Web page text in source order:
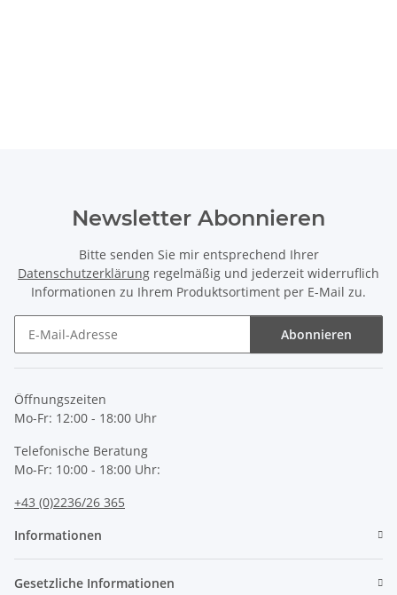
Newsletter Abonnieren
Bitte senden Sie mir entsprechend Ihrer
Datenschutzerklärung regelmäßig und jederzeit widerruflich
Informationen zu Ihrem Produktsortiment per E-Mail zu.
Abonnieren
Öffnungszeiten
Mo-Fr: 12:00 - 18:00 Uhr
Telefonische Beratung
Mo-Fr: 10:00 - 18:00 Uhr:
+43 (0)2236/26 365
Informationen
Gesetzliche Informationen